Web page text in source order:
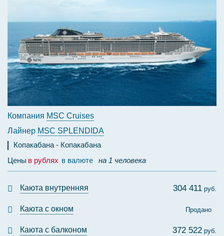
Компания MSC Cruises
Лайнер MSC SPLENDIDA
Копакабана
Копакабана
Цены в рублях в валюте на 1 человека
Каюта внутренняя 304 411 руб.
Каюта с окном Продано
Каюта с балконом 372 522 руб.